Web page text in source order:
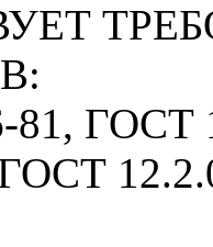
81, ГОСТ